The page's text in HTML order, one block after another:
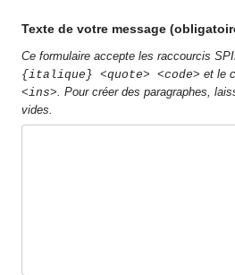
Texte de votre message
Ce formulaire accepte les raccourcis
{italique} <quote> <code> et le
<ins>. Pour créer des paragraphes,
vides.